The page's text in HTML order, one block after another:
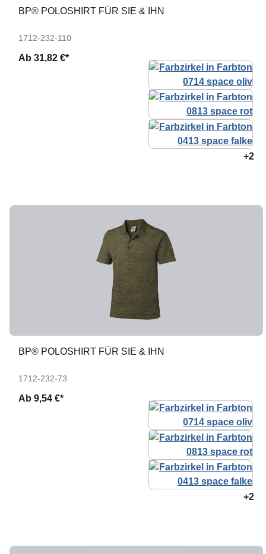
BP® POLOSHIRT FÜR SIE & IHN
1712-232-110
Ab 31,82 €*
+2
BP® POLOSHIRT FÜR SIE & IHN
1712-232-73
Ab 9,54 €*
+2